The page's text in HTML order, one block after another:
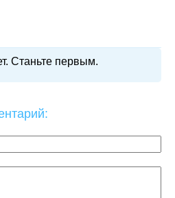
Станьте первым.